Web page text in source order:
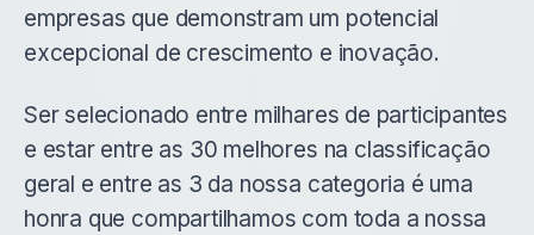
empresas que demonstram um potencial
excepcional de crescimento e inovação.
Ser selecionado entre milhares de participantes
e estar entre as 30 melhores na classificação
geral e entre as 3 da nossa categoria é uma
honra que compartilhamos com toda a nossa